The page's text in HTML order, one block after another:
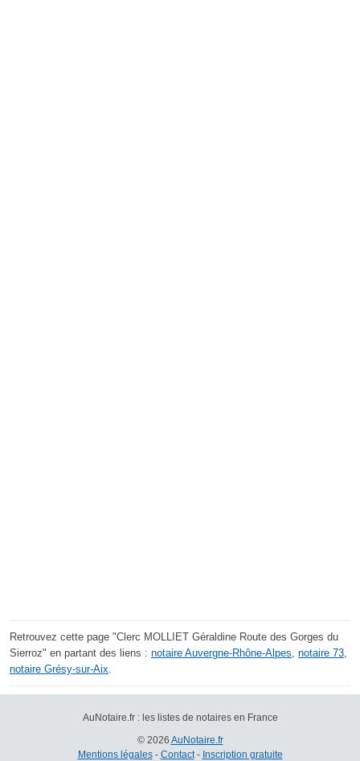
Retrouvez cette page "Clerc MOLLIET Géraldine Route des Gorges du
Sierroz" en partant des liens : notaire Auvergne-Rhône-Alpes, notaire 73,
notaire Grésy-sur-Aix.
AuNotaire.fr : les listes de notaires en France
© 2026 AuNotaire.fr
Mentions légales- Contact- Inscription gratuite